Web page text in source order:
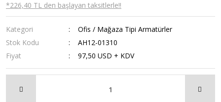
*226,40 TL den başlayan taksitlerle!!
Kategori
Ofis / Mağaza Tipi Armatürler
Stok Kodu
AH12-01310
Fiyat
97,50 USD + KDV